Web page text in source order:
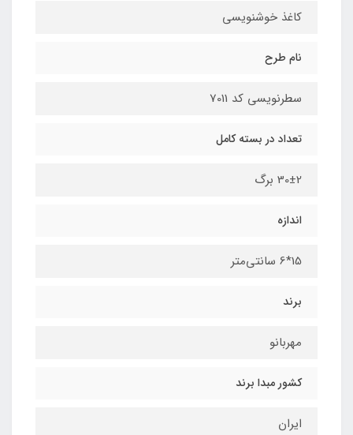
کاغذ خوشنویسی
نام طرح
سطرنویسی کد 7011
تعداد در بسته کامل
30±2 برگ
اندازه
15*6 سانتی‌متر
برند
مهربانو
کشور مبدا برند
ایران